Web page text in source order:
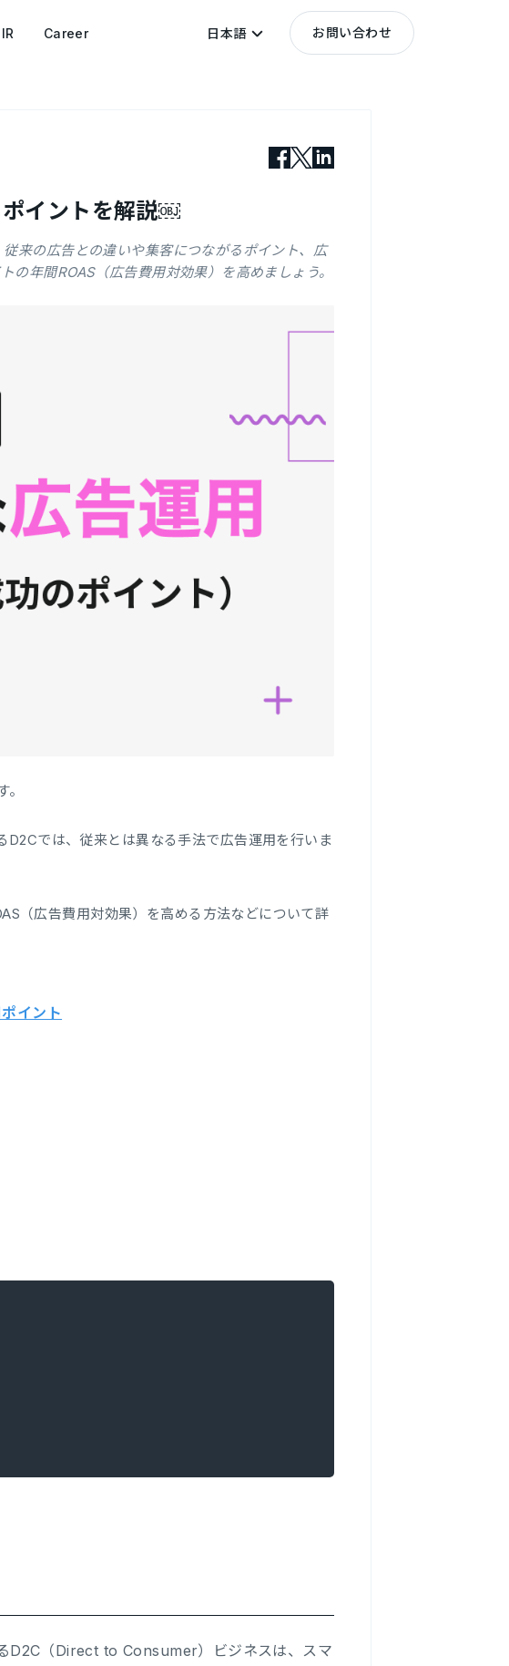
IR Career 日本語 お問い合わせ
ポイントを解説￼
来の広告との違いや集客につながるポイント、広
年間ROAS（広告費用対効果）を高めましょう。
では、従来とは異なる手法で広告運用を行いま
（広告費用対効果）を高める方法などについて詳
イント
D2C（Direct to Consumer）ビジネスは、スマ